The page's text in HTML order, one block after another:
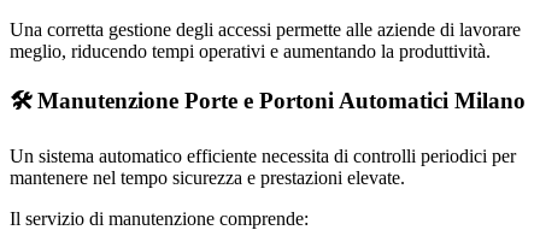
Una corretta gestione degli accessi permette alle aziende di lavorare
meglio, riducendo tempi operativi e aumentando la produttività.
🛠 Manutenzione Porte e Portoni Automatici Milano
Un sistema automatico efficiente necessita di controlli periodici per
mantenere nel tempo sicurezza e prestazioni elevate.
Il servizio di manutenzione comprende: